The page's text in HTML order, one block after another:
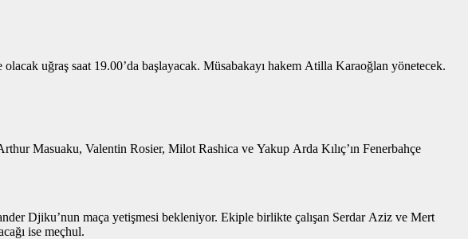
uğraş saat 19.00’da başlayacak. Müsabakayı hakem Atilla Karaoğlan yönetecek.
Masuaku, Valentin Rosier, Milot Rashica ve Yakup Arda Kılıç’ın Fenerbahçe
Djiku’nun maça yetişmesi bekleniyor. Ekiple birlikte çalışan Serdar Aziz ve Mert
ise meçhul.